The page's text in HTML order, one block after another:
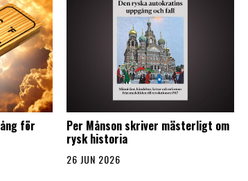
för Per Månson skriver mästerligt om
rysk historia
26 JUN 2026